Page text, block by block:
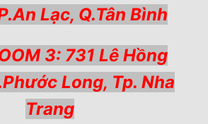
Lạc, Q.Tân Bình
3: 731 Lê Hồng
Long, Tp. Nha
Trang